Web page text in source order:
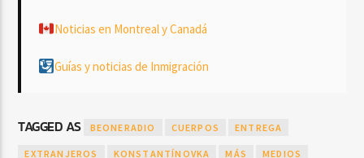
Noticias en Montreal y Canadá
Guías y noticias de Inmigración
TAGGED AS BEONERADIO CUERPOS ENTREGA
EXTRANJEROS KONSTANTÍNOVKA MÁS MEDIOS